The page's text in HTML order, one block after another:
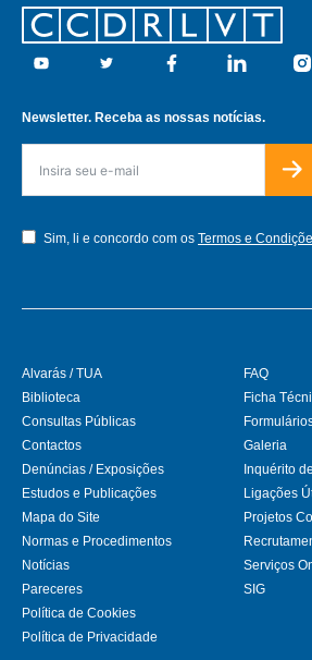
Footer
Youtube Twitter Facebook Linkedin
Newsletter. Receba as nossas notícias.
Sim, li e concordo com os Termos e
Alvarás / TUA
Biblioteca
Consultas Públicas
Contactos
Denúncias / Exposições
Estudos e Publicações
FAQ
Ficha
Galeria
Inquérito
Ligações
Mapa do Site
Normas e Procedimentos
Notícias
Pareceres
Política de Cookies
Política de Privacidade
Projetos
Serviços
SIG